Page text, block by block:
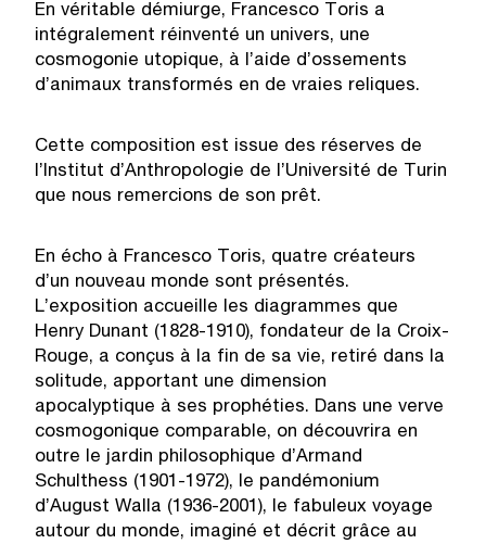
En véritable démiurge, Francesco Toris a
intégralement réinventé un univers, une
cosmogonie utopique, à l’aide d’ossements
d’animaux transformés en de vraies reliques.
Cette composition est issue des réserves de
l’Institut d’Anthropologie de l’Université de Turin
que nous remercions de son prêt.
En écho à Francesco Toris, quatre créateurs
d’un nouveau monde sont présentés.
L’exposition accueille les diagrammes que
Henry Dunant (1828-1910), fondateur de la Croix-
Rouge, a conçus à la fin de sa vie, retiré dans la
solitude, apportant une dimension
apocalyptique à ses prophéties. Dans une verve
cosmogonique comparable, on découvrira en
outre le jardin philosophique d’Armand
Schulthess (1901-1972), le pandémonium
d’August Walla (1936-2001), le fabuleux voyage
autour du monde, imaginé et décrit grâce au